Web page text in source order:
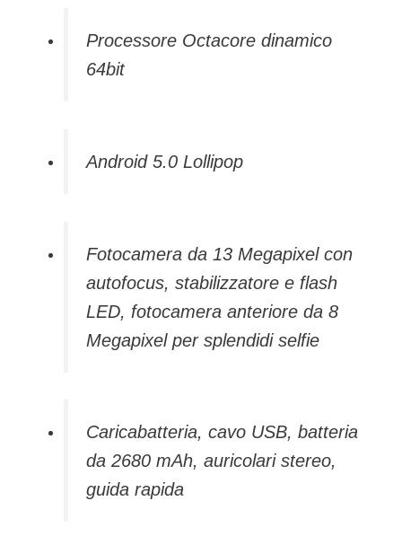
Processore Octacore dinamico
64bit
Android 5.0 Lollipop
Fotocamera da 13 Megapixel con
autofocus, stabilizzatore e flash
LED, fotocamera anteriore da 8
Megapixel per splendidi selfie
Caricabatteria, cavo USB, batteria
da 2680 mAh, auricolari stereo,
guida rapida